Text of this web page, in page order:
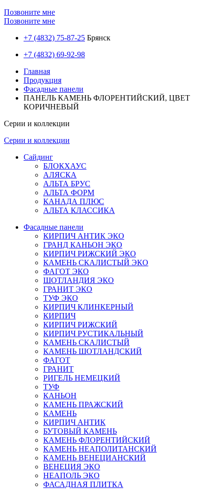
Позвоните мне
Позвоните мне
+7 (4832) 75-87-25 Брянск
+7 (4832) 69-92-98
Главная
Продукция
Фасадные панели
ПАНЕЛЬ КАМЕНЬ ФЛОРЕНТИЙСКИЙ, ЦВЕТ
КОРИЧНЕВЫЙ
Серии и коллекции
Серии и коллекции
Сайдинг
БЛОКХАУС
АЛЯСКА
АЛЬТА БРУС
АЛЬТА ФОРМ
КАНАДА ПЛЮС
АЛЬТА КЛАССИКА
Фасадные панели
КИРПИЧ АНТИК ЭКО
ГРАНД КАНЬОН ЭКО
КИРПИЧ РИЖСКИЙ ЭКО
КАМЕНЬ СКАЛИСТЫЙ ЭКО
ФАГОТ ЭКО
ШОТЛАНДИЯ ЭКО
ГРАНИТ ЭКО
ТУФ ЭКО
КИРПИЧ КЛИНКЕРНЫЙ
КИРПИЧ
КИРПИЧ РИЖСКИЙ
КИРПИЧ РУСТИКАЛЬНЫЙ
КАМЕНЬ СКАЛИСТЫЙ
КАМЕНЬ ШОТЛАНДСКИЙ
ФАГОТ
ГРАНИТ
РИГЕЛЬ НЕМЕЦКИЙ
ТУФ
КАНЬОН
КАМЕНЬ ПРАЖСКИЙ
КАМЕНЬ
КИРПИЧ АНТИК
БУТОВЫЙ КАМЕНЬ
КАМЕНЬ ФЛОРЕНТИЙСКИЙ
КАМЕНЬ НЕАПОЛИТАНСКИЙ
КАМЕНЬ ВЕНЕЦИАНСКИЙ
ВЕНЕЦИЯ ЭКО
НЕАПОЛЬ ЭКО
ФАСАДНАЯ ПЛИТКА